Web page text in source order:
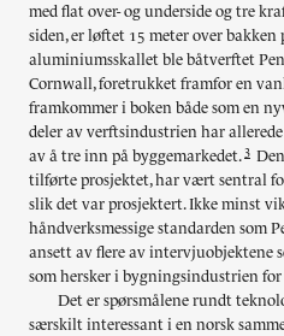
med flat over- og underside og tre
siden, er løftet 15 meter over
aluminiumsskallet ble båtverftet
Cornwall, foretrukket framfor en
framkommer i boken både som en
deler av verftsindustrien har
av å tre inn på byggemarkedet. 3
tilførte prosjektet, har vært sentral
slik det var prosjektert. Ikke minst
håndverksmessige standarden som
ansett av flere av intervjuobjektene
som hersker i bygningsindustrien
Det er spørsmålene rundt
særskilt interessant i en norsk